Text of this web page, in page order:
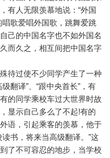
有人无限羡慕地说：“外国
唱歌爱唱外国歌，跳舞爱跳
己的中国名字也不如外国名
而久之，相互间把中国名字
过使不少同学产生了一种
翻译”、“跟中央首长”，有
的同学乘校车过大世界时故
显示自己多么了不起!有的
语，引起乘客的羡慕，他于
书，将来当高级翻译。”这
了不可容忍的地步，当学校